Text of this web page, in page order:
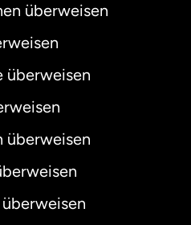
überweisen
überweisen
überweisen